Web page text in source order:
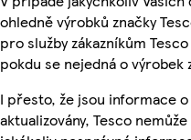
ohledně výrobků značky
pro služby zákazníkům
pokdu se nejedná o výrobek
I přesto, že jsou informace
aktualizovány, Tesco